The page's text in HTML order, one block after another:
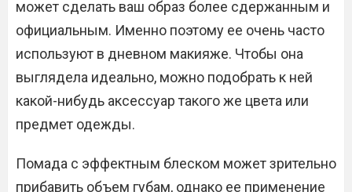
может сделать ваш образ более сдержанным и
официальным. Именно поэтому ее очень часто
используют в дневном макияже. Чтобы она
выглядела идеально, можно подобрать к ней
какой-нибудь аксессуар такого же цвета или
предмет одежды.
Помада с эффектным блеском может зрительно
прибавить объем губам, однако ее применение